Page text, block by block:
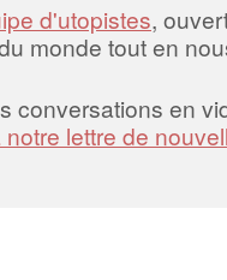
d'utopistes,
monde tout en
conversations en
lettre de